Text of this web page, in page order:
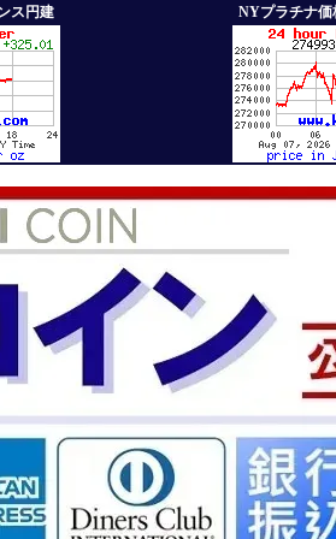
ス円建 NYプラチナ価